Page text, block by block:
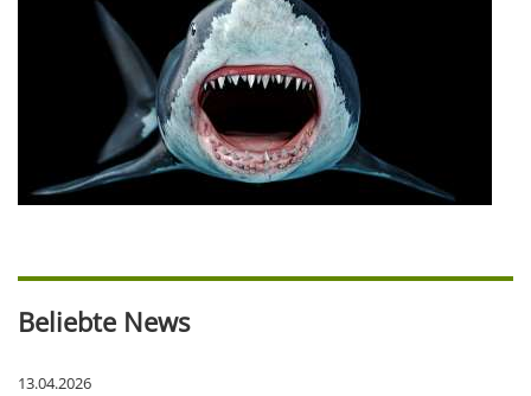
Beliebte News
13.04.2026